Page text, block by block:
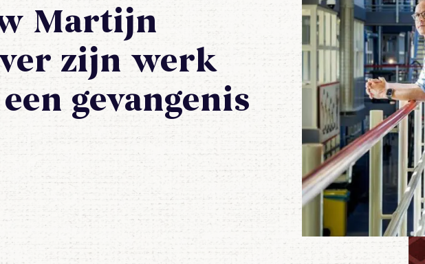
Martijn
zijn werk
gevangenis